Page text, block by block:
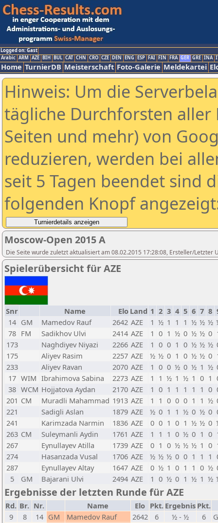
Logged on: Gast
Arabic ARM AZE BIH BUL CAT CHN CRO CZE DEN ENG ESP FAI FIN FRA GER GRE INA
Home TurnierDB Meisterschaft Foto-Galerie Meldekartei
Hinweis: Um die
tägliche Durchforsten aller
Seiten und mehr) von
reduzieren, werden bei
seit 5 Tagen beendet sind
folgenden Knopf
Moscow-Open 2015 A
Die Seite wurde zuletzt aktualisiert am 08.02.2015 17:28:08, Ersteller/Letzter
Spielerübersicht für AZE
Snr Name Elo Land 1 2 3 4 5 6 7 8
14 GM Mamedov Rauf 2642 AZE 1 ½ 1 1 1 ½ ½ ½
78 FM Sadikhov Ulvi 2414 AZE 1 0 1 ½ 0 ½ ½ 0
173
Naghdiyev Niyazi 2266 AZE 1 0 0 1 0 ½ ½ ½
175
Aliyev Rasim 2257 AZE ½ ½ 0 1 0 ½ ½ 0
233
Aliyev Ravan 2070 AZE 1 0 0 ½ 0 ½ 1 ½
17 WIM Ibrahimova Sabina 2273 AZE 1 1 ½ 1 ½ 1 0 1
38 WCM Hojjatova Aydan 2170 AZE 1 0 1 1 1 1 1 0
201 CM Muradli Mahammad 1913 AZE 1 1 0 0 0 1 1 ½
221
Sadigli Aslan 1879 AZE ½ 0 1 1 ½ 0 ½ 0
241
Karimzada Narmin 1836 AZE 0 0 1 0 1 ½ ½ 0
263 CM Suleymanli Aydin 1761 AZE 1 1 1 0 ½ 0 1 0
267
Eynullayev Atilla 1739 AZE 0 1 0 ½ ½ ½ 1 0
274
Hasanzada Vusal 1706 AZE ½ ½ ½ 0 0 1 1 1
287
Eynullayev Altay 1647 AZE 0 ½ 1 0 1 1 0 ½
5
GM Bajarani Ulvi 2494 AZE 1 0 ½ 0 1 ½ 1 ½
Ergebnisse der letzten Runde für AZE
Rd. Br. Nr. Name Elo Pkt. Ergebnis Pkt.
9
8 14 GM Mamedov Rauf 2642 6 ½ - ½ 6